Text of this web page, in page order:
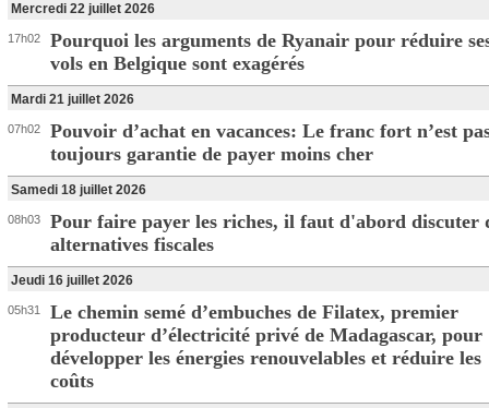
Mercredi 22 juillet 2026
17h02
Pourquoi les arguments de Ryanair pour réduire
vols en Belgique sont exagérés
Mardi 21 juillet 2026
07h02
Pouvoir d’achat en vacances: Le franc fort n’est
toujours garantie de payer moins cher
Samedi 18 juillet 2026
08h03
Pour faire payer les riches, il faut d'abord discuter
alternatives fiscales
Jeudi 16 juillet 2026
05h31
Le chemin semé d’embuches de Filatex, premier
producteur d’électricité privé de Madagascar, pour
développer les énergies renouvelables et réduire les
coûts